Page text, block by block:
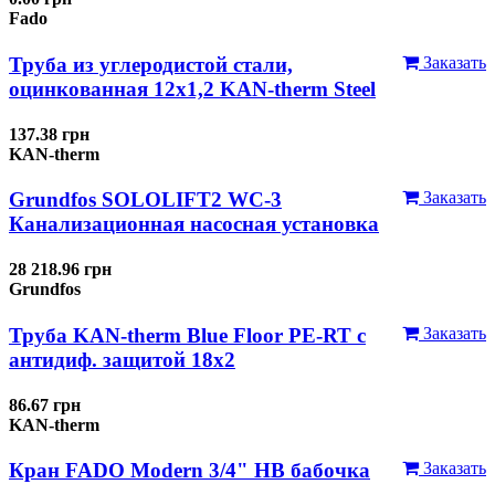
Fado
Заказать
Труба из углеродистой стали,
оцинкованная 12x1,2 KAN-therm Steel
137.38 грн
KAN-therm
Заказать
Grundfos SOLOLIFT2 WC-3
Канализационная насосная установка
28 218.96 грн
Grundfos
Заказать
Труба KAN-therm Blue Floor PE-RT с
антидиф. защитой 18х2
86.67 грн
KAN-therm
Заказать
Кран FADO Modern 3/4" НВ бабочка